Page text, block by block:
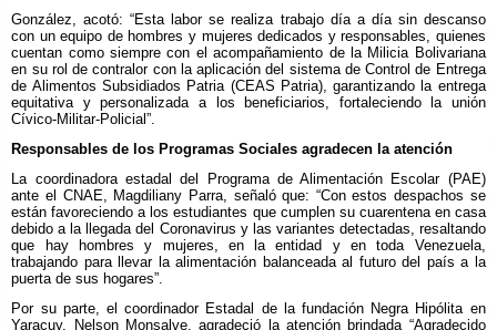
González, acotó: “Esta labor se realiza trabajo día a día sin descanso
con un equipo de hombres y mujeres dedicados y responsables, quienes
cuentan como siempre con el acompañamiento de la Milicia Bolivariana
en su rol de contralor con la aplicación del sistema de Control de Entrega
de Alimentos Subsidiados Patria (CEAS Patria), garantizando la entrega
equitativa y personalizada a los beneficiarios, fortaleciendo la unión
Cívico-Militar-Policial”.
Responsables de los Programas Sociales agradecen la atención
La coordinadora estadal del Programa de Alimentación Escolar (PAE)
ante el CNAE, Magdiliany Parra, señaló que: “Con estos despachos se
están favoreciendo a los estudiantes que cumplen su cuarentena en casa
debido a la llegada del Coronavirus y las variantes detectadas, resaltando
que hay hombres y mujeres, en la entidad y en toda Venezuela,
trabajando para llevar la alimentación balanceada al futuro del país a la
puerta de sus hogares”.
Por su parte, el coordinador Estadal de la fundación Negra Hipólita en
Yaracuy, Nelson Monsalve, agradeció la atención brindada “Agradecido